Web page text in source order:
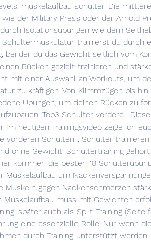
muskelaufbau schulter. Die
wie der Military Press oder der Arnold
Isolationsübungen wie dem
Schultermuskulatur trainierst du durch
bei der du das Gewicht seitlich vom
Rücken gezielt trainieren und
mit einer Auswahl an Workouts, um
zu kräftigen. Von Klimmzügen bis
Übungen, um deinen Rücken zu
Top3 Schulter vordere |
Im heutigen Trainingsvideo zeige ich
vorderen Schultern. Schulter
ohne Gewicht. Schultertraining
kommen die besten 18
Muskelaufbau um
Muskeln gegen Nackenschmerzen
Muskelaufbau muss mit Gewichten
später auch als Split-Training (Seite
eine essenzielle Rolle. Nur wenn
durch Training unterstützt werden.